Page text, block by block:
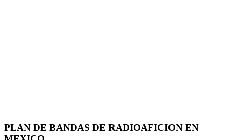
PLAN DE BANDAS DE RADIOAFICION EN